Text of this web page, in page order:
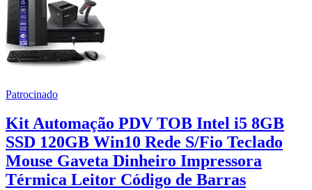
Patrocinado
Kit Automação PDV TOB Intel i5 8GB
SSD 120GB Win10 Rede S/Fio Teclado
Mouse Gaveta Dinheiro Impressora
Térmica Leitor Código de Barras